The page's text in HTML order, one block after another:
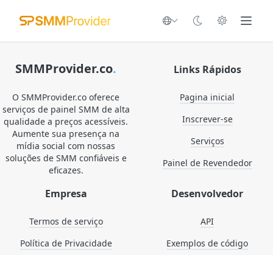
SMMProvider.co.
O SMMProvider.co oferece
serviços de painel SMM de alta
qualidade a preços acessíveis.
Aumente sua presença na
mídia social com nossas
soluções de SMM confiáveis e
eficazes.
Links Rápidos
Pagina inicial
Inscrever-se
Serviços
Painel de Revendedor
Empresa
Termos de serviço
Política de Privacidade
Desenvolvedor
API
Exemplos de código